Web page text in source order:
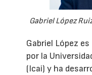
Gabriel López
Gabriel López
por la
(Icai) y ha